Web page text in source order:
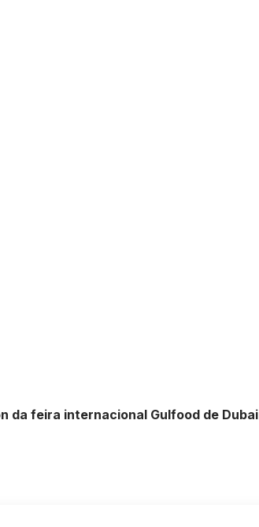
da feira internacional Gulfood de Dubai